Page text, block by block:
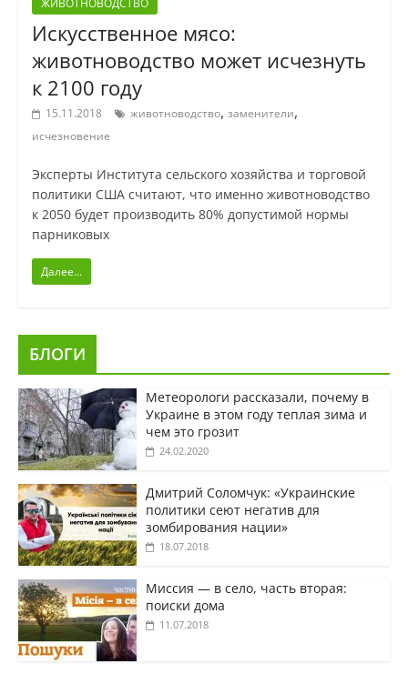
ЖИВОТНОВОДСТВО
Искусственное мясо:
животноводство может исчезнуть
к 2100 году
15.11.2018 животноводство, заменители,
исчезновение
Эксперты Института сельского хозяйства и торговой
политики США считают, что именно животноводство
к 2050 будет производить 80% допустимой нормы
парниковых
Далее...
БЛОГИ
Метеорологи рассказали, почему в
Украине в этом году теплая зима и
чем это грозит
24.02.2020
Дмитрий Соломчук: «Украинские
политики сеют негатив для
зомбирования нации»
18.07.2018
Миссия — в село, часть вторая:
поиски дома
11.07.2018